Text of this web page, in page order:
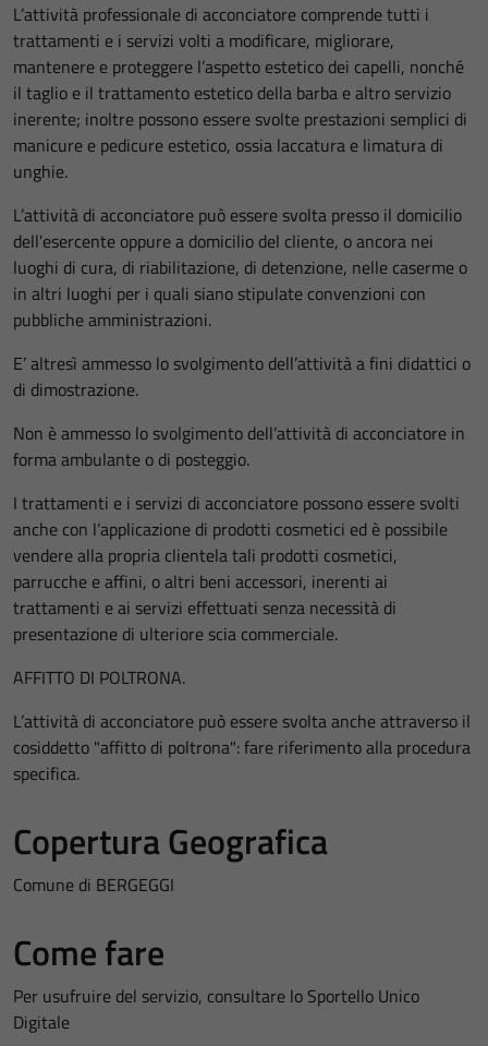
L’attività professionale di acconciatore comprende tutti i
trattamenti e i servizi volti a modificare, migliorare,
mantenere e proteggere l’aspetto estetico dei capelli, nonché
il taglio e il trattamento estetico della barba e altro servizio
inerente; inoltre possono essere svolte prestazioni semplici di
manicure e pedicure estetico, ossia laccatura e limatura di
unghie.
L’attività di acconciatore può essere svolta presso il domicilio
dell’esercente oppure a domicilio del cliente, o ancora nei
luoghi di cura, di riabilitazione, di detenzione, nelle caserme o
in altri luoghi per i quali siano stipulate convenzioni con
pubbliche amministrazioni.
E’ altresì ammesso lo svolgimento dell’attività a fini didattici o
di dimostrazione.
Non è ammesso lo svolgimento dell’attività di acconciatore in
forma ambulante o di posteggio.
I trattamenti e i servizi di acconciatore possono essere svolti
anche con l’applicazione di prodotti cosmetici ed è possibile
vendere alla propria clientela tali prodotti cosmetici,
parrucche e affini, o altri beni accessori, inerenti ai
trattamenti e ai servizi effettuati senza necessità di
presentazione di ulteriore scia commerciale.
AFFITTO DI POLTRONA.
L’attività di acconciatore può essere svolta anche attraverso il
cosiddetto "affitto di poltrona": fare riferimento alla procedura
specifica.
Copertura Geografica
Comune di BERGEGGI
Come fare
Per usufruire del servizio, consultare lo Sportello Unico
Digitale